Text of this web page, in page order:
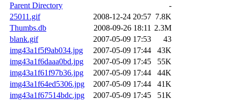
Parent Directory
-
25011.gif
2008-12-24 20:57 7.8K
Thumbs.db
2008-09-26 18:11 2.3M
blank.gif
2007-05-09 17:53
43
img43a1f5f9ab034.jpg
2007-05-09 17:44
43K
img43a1f6daaa0bd.jpg
2007-05-09 17:45
55K
img43a1f61f97b36.jpg
2007-05-09 17:44
44K
img43a1f64ed5306.jpg
2007-05-09 17:44
41K
img43a1f67514bdc.jpg
2007-05-09 17:45
51K